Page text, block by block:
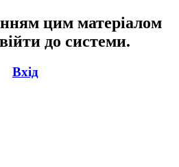
цим матеріалом
до системи.
Вхід